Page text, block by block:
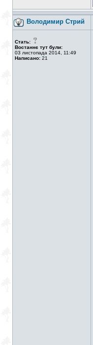
Володимир Стрий
Стать:
Востаннє тут були:
03 листопада 2014, 11:49
Написано: 21